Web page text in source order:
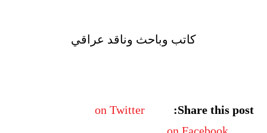
كاتب وباحث وناقد عراقي
Share this post:
on Twitter